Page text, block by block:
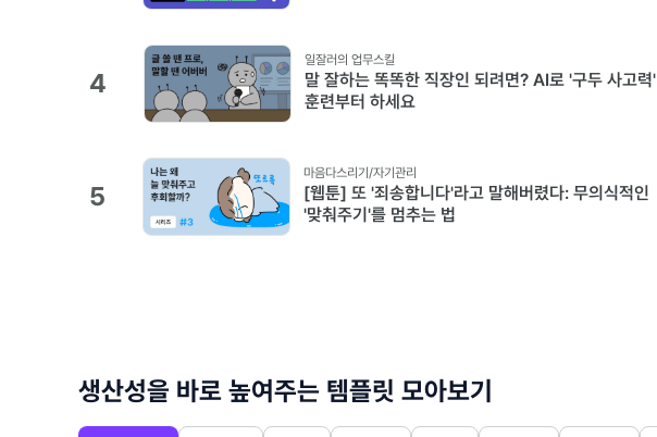
4
일잘러의 업무스킬
말 잘하는 똑똑한 직장인 되려면? AI로 '구두 사고력'
훈련부터 하세요
5
마음다스리기/자기관리
[웹툰] 또 '죄송합니다'라고 말해버렸다: 무의식적인
'맞춰주기'를 멈추는 법
생산성을 바로 높여주는 템플릿 모아보기